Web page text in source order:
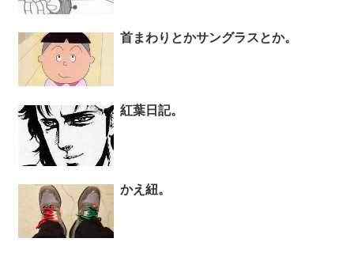
首まわりとかサングラスとか。
紅葉日記。
かえ紐。